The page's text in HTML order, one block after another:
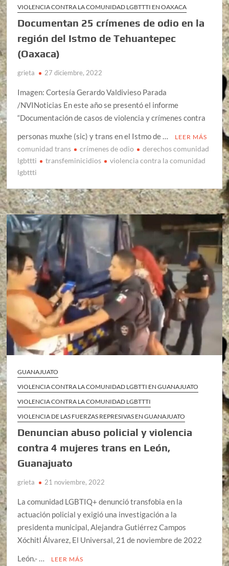
VIOLENCIA CONTRA LA COMUNIDAD LGBTTTI EN OAXACA
Documentan 25 crímenes de odio en la
región del Istmo de Tehuantepec
(Oaxaca)
grieta 27 diciembre, 2022
Imagen: Cortesía Gerardo Valdivieso Parada
/NVINoticias En este año se presentó el informe
“Documentación de casos de violencia y crímenes contra
personas muxhe (sic) y trans en el Istmo de …
LEER MÁS
comunidad trans crímenes de odio
derechos comunidad
lgbttti
transfeminicidios
violencia contra la comunidad
lgbttti
GUANAJUATO
VIOLENCIA CONTRA LA COMUNIDAD LGBTTI EN GUANAJUATO
VIOLENCIA CONTRA LA COMUNIDAD LGBTTTI
VIOLENCIA DE LAS FUERZAS REPRESIVAS EN GUANAJUATO
Denuncian abuso policial y violencia
contra 4 mujeres trans en León,
Guanajuato
grieta 21 noviembre, 2022
La comunidad LGBTIQ+ denunció transfobia en la
actuación policial y exigió una investigación a la
presidenta municipal, Alejandra Gutiérrez Campos
Xóchitl Álvarez, El Universal, 21 de noviembre de 2022
León.- …
LEER MÁS